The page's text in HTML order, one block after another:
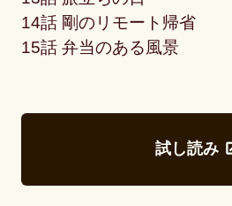
14話 剛のリモート帰省
15話 弁当のある風景
試し読み